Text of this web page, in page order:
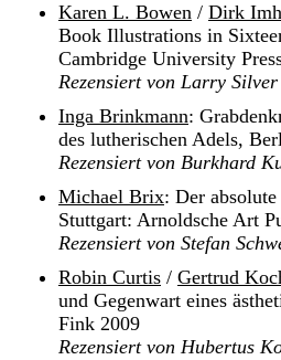
Karen L. Bowen / Dirk
Book Illustrations in
Cambridge University
Rezensiert von Larry Silver
Inga Brinkmann:
des lutherischen Adels,
Rezensiert von Burkhard
Michael Brix: Der
Stuttgart: Arnoldsche Art
Rezensiert von Stefan
Robin Curtis / Gertrud
und Gegenwart eines
Fink 2009
Rezensiert von Hubertus